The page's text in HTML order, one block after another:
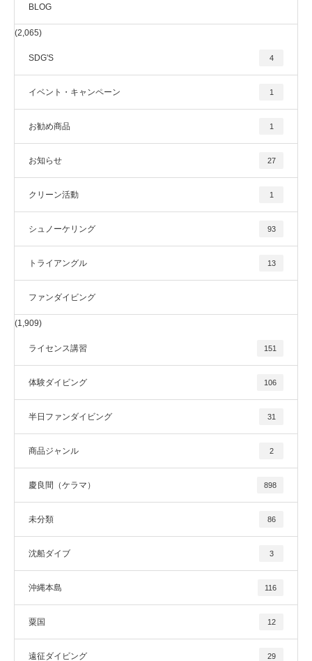
BLOG
(2,065)
SDG'S 4
イベント・キャンペーン 1
お勧め商品 1
お知らせ 27
クリーン活動 1
シュノーケリング 93
トライアングル 13
ファンダイビング
(1,909)
ライセンス講習 151
体験ダイビング 106
半日ファンダイビング 31
商品ジャンル 2
慶良間（ケラマ） 898
未分類 86
沈船ダイブ 3
沖縄本島 116
粟国 12
遠征ダイビング 29